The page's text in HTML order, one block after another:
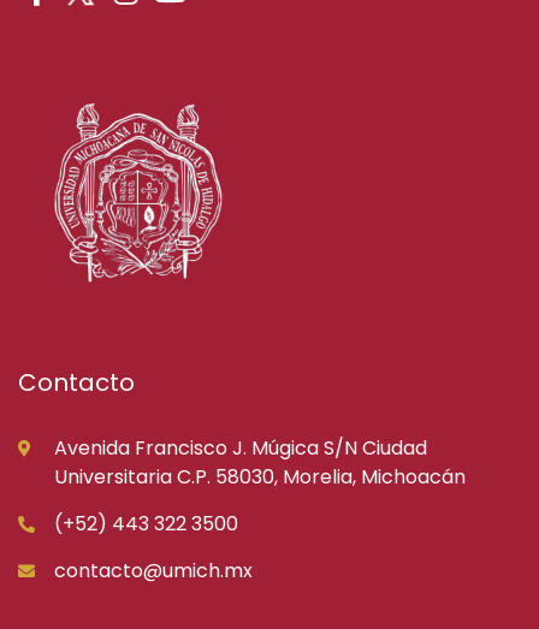
Contacto
Avenida Francisco J. Múgica S/N Ciudad
Universitaria C.P. 58030, Morelia, Michoacán
(+52) 443 322 3500
contacto@umich.mx